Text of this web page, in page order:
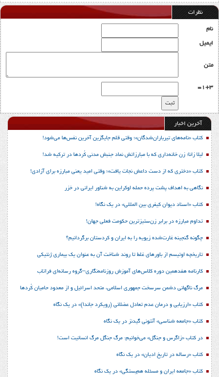
نظرات
نام
ایمیل
متن
1+3=
آخرین اخبار
کتاب «نامه‌های تیرباران‌شدگان»؛ وقتی قلم جایگزین آخرین نفس‌ها می‌شود!
لیلا زانا؛ زن خانه‌داری که با مبارزاتش نماد جنبش مدنی کُردها در ترکیه شد!
کتاب «دختری که از دست داعش نجات یافت»؛ وقتی امید یعنی مبارزه برای آزادی!
نگاهی به اهداف پشت پرده حمله اوکراین به شناور ایرانی در خزر
کتاب «اسناد دیوان کیفری بین المللی» در یک نگاه!
تداوم مبارزه در برابر زن‌ستیزترین حکومت فعلی جهان!
چگونه گنجینه غارت‌شده زیویه را به ایران و کردستان برگردانیم؟
تاریخچه اوتیسم از باورهای غلط تا روند شناخت آن به عنوان یک بیماری ژنتیکی
کارنامه هفدهمین دوره کلاس‌های آموزش روزنامه‌نگاری–گروه رسانه‌ای فراتاب
مرگ ناگهانی دشمن سرسخت جمهوری اسلامی، متحد اسرائیل و از معدود حامیان کُردها
کتاب «ارزیابی و درمان عدم تعادل عضلانی (رویکرد جاندا)» در یک نگاه
کتاب «جامعه شناسی» آنتونی گیدنز در یک نگاه
در کتاب «زاگرس و جنگل» می‌خوانیم: مرگ جنگل مرگ انسانیت است!
کتاب «رساله در تاریخ ادیان» در یک نگاه
کتاب «جامعه ایران و مسئله هم‌بستگی» در یک نگاه